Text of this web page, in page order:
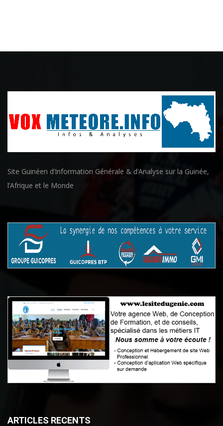
Site Guinéen d’Information Générale & d’Analyse sur la Guinée,
l’Afrique et le Monde
ARTICLES RECENTS